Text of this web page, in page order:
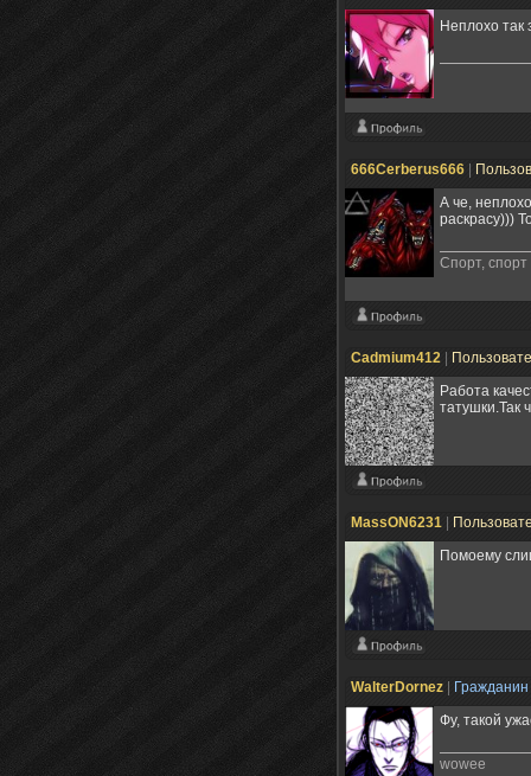
Неплохо
666Cerberus666
А че,
раскрасу)))
Спорт,
Cadmium412
Работа
татушки.Так
MassON6231
Помоему
WalterDornez
Гражданин
Фу, такой
wowee